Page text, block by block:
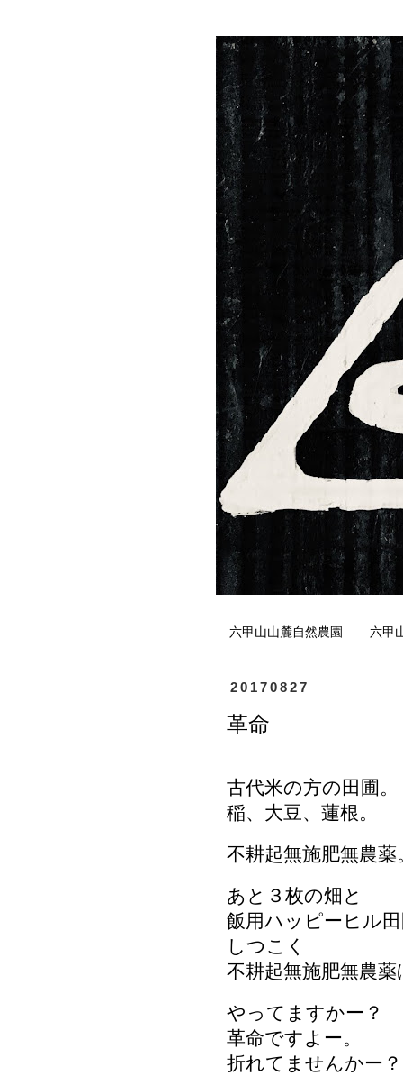
六甲山山麓自然農園 六甲
20170827
革命
古代米の方の田圃。
稲、大豆、蓮根。
不耕起無施肥無農薬
あと３枚の畑と
飯用ハッピーヒル
しつこく
不耕起無施肥無農
やってますかー？
革命ですよー。
折れてませんかー？